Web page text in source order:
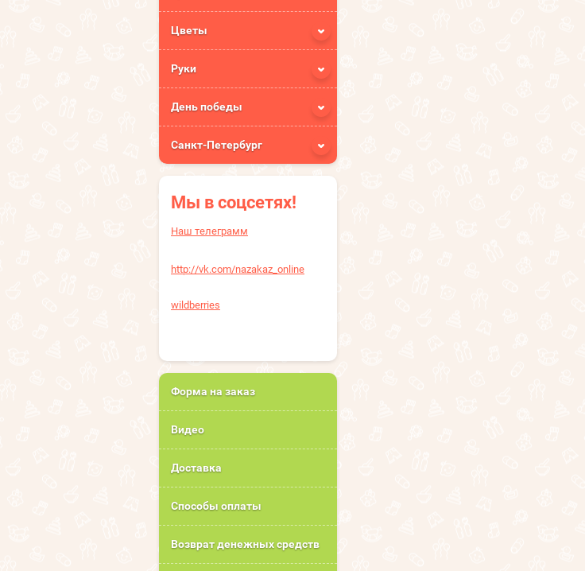
Цветы
Руки
День победы
Санкт-Петербург
Мы в соцсетях!
Наш телеграмм
http://vk.com/nazakaz_online
wildberries
Форма на заказ
Видео
Доставка
Способы оплаты
Возврат денежных средств